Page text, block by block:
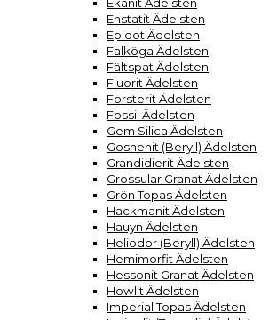
Enstatit Ädelsten
Epidot Ädelsten
Falköga Ädelsten
Fältspat Ädelsten
Fluorit Ädelsten
Forsterit Ädelsten
Fossil Ädelsten
Gem Silica Ädelsten
Goshenit (Beryll) Ädelsten
Grandidierit Ädelsten
Grossular Granat Ädelsten
Grön Topas Ädelsten
Hackmanit Ädelsten
Hauyn Ädelsten
Heliodor (Beryll) Ädelsten
Hemimorfit Ädelsten
Hessonit Granat Ädelsten
Howlit Ädelsten
Imperial Topas Ädelsten